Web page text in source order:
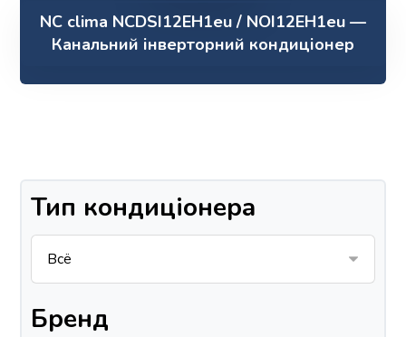
NC clima NCDSI12EH1eu / NOI12EH1eu —
Канальний інверторний кондиціонер
Тип кондиціонера
Бренд